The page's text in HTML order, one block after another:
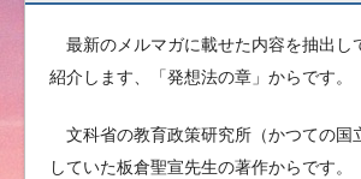
最新のメルマガに載せた内容を抽出し
紹介します、「発想法の章」からです。
文科省の教育政策研究所（かつての国
していた板倉聖宣先生の著作からです。